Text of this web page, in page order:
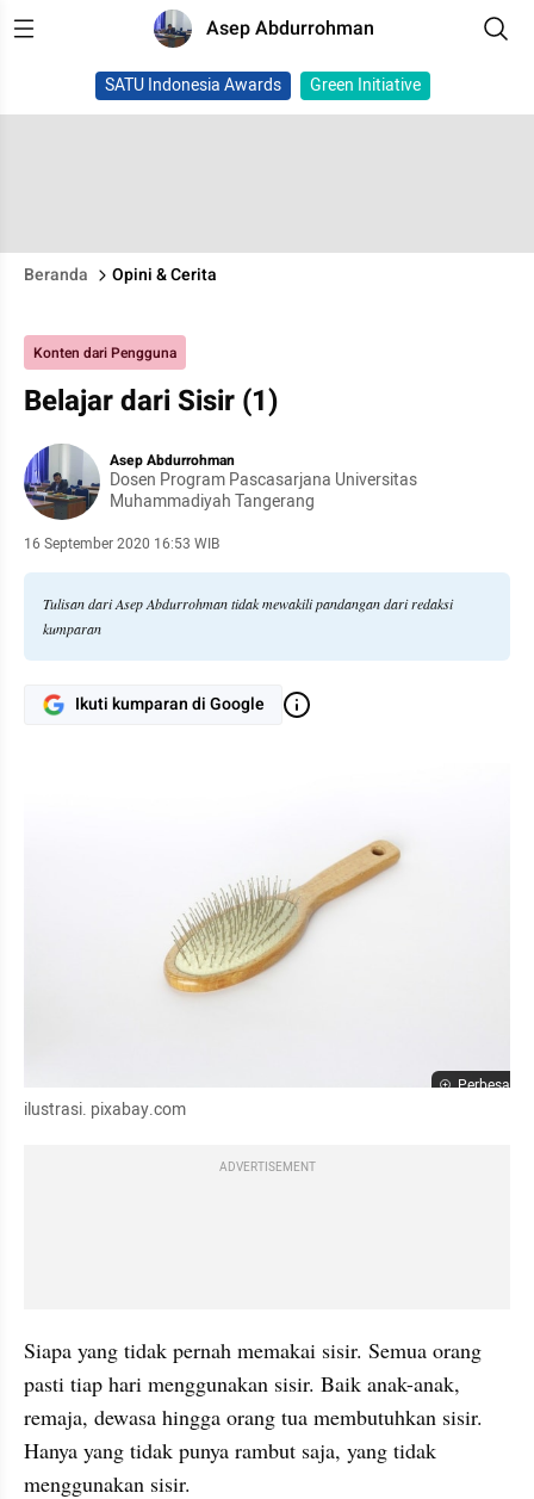
Asep Abdurrohman
SATU Indonesia Awards Green Initiative
Beranda Opini & Cerita
Konten dari Pengguna
Belajar dari Sisir (1)
Asep Abdurrohman
Dosen Program Pascasarjana Universitas
Muhammadiyah Tangerang
16 September 2020 16:53 WIB
Tulisan dari Asep Abdurrohman tidak mewakili pandangan dari redaksi
kumparan
Ikuti kumparan di Google
Perbesar
ilustrasi. pixabay.com
ADVERTISEMENT
Siapa yang tidak pernah memakai sisir. Semua orang
pasti tiap hari menggunakan sisir. Baik anak-anak,
remaja, dewasa hingga orang tua membutuhkan sisir.
Hanya yang tidak punya rambut saja, yang tidak
menggunakan sisir.